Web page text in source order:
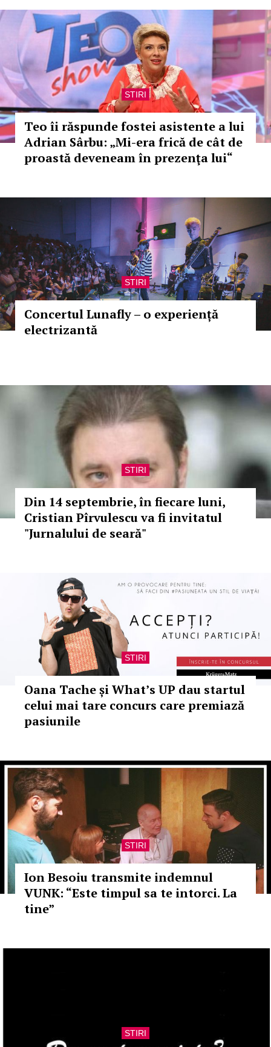
STIRI
Teo îi răspunde fostei asistente a lui
Adrian Sârbu: „Mi-era frică de cât de
proastă deveneam în prezenţa lui“
STIRI
Concertul Lunafly – o experiență
electrizantă
STIRI
Din 14 septembrie, în fiecare luni,
Cristian Pîrvulescu va fi invitatul
"Jurnalului de seară"
STIRI
Oana Tache și What’s UP dau startul
celui mai tare concurs care premiază
pasiunile
STIRI
Ion Besoiu transmite indemnul
VUNK: “Este timpul sa te intorci. La
tine”
STIRI